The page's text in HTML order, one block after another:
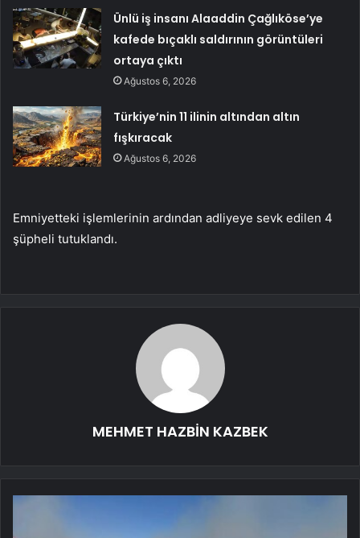
Ünlü iş insanı Alaaddin Çağlıköse’ye
kafede bıçaklı saldırının görüntüleri
ortaya çıktı
Ağustos 6, 2026
Türkiye’nin 11 ilinin altından altın
fışkıracak
Ağustos 6, 2026
Emniyetteki işlemlerinin ardından adliyeye sevk edilen 4
şüpheli tutuklandı.
MEHMET HAZBİN KAZBEK